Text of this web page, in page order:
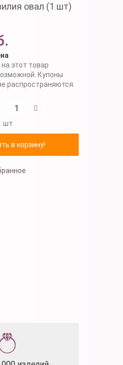
овал (1 шт)
этот товар
Купоны
распространяются.
шт